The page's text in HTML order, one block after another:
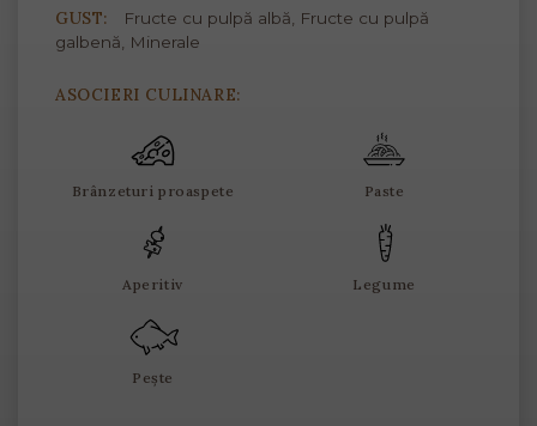
GUST:
Fructe cu pulpă albă, Fructe cu pulpă
galbenă, Minerale
ASOCIERI CULINARE:
Brânzeturi proaspete Paste
Aperitiv Legume
Pește